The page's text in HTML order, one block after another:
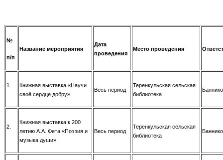
№
п/п
Название мероприятия
Дата
проведения
Место проведения
1.
Книжная выставка «Научи
своё сердце добру»
Весь период
Теренкульская сельская
библиотека
2.
Книжная выставка к 200
летию А.А. Фета «Поэзия и
музыка души»
Весь период
Теренкульская сельская
библиотека